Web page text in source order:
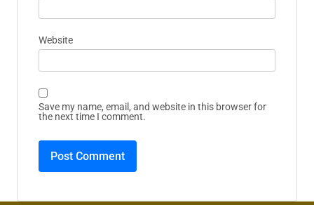
Website
Save my name, email, and website in this browser for
the next time I comment.